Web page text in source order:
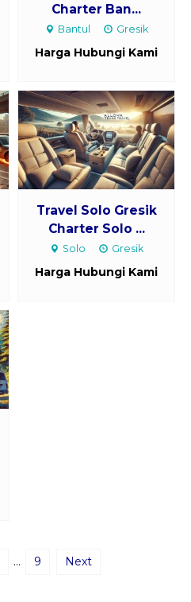
Charter Ban...
Bantul Gresik
Harga Hubungi Kami
Travel Solo Gresik
Charter Solo ...
Solo Gresik
Harga Hubungi Kami
… 9 Next